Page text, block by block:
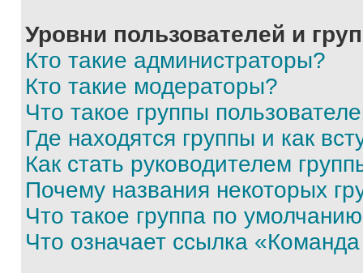
Уровни пользователей и
Кто такие администраторы?
Кто такие модераторы?
Что такое группы
Где находятся группы и как
Как стать руководителем
Почему названия некоторых
Что такое группа по
Что означает ссылка